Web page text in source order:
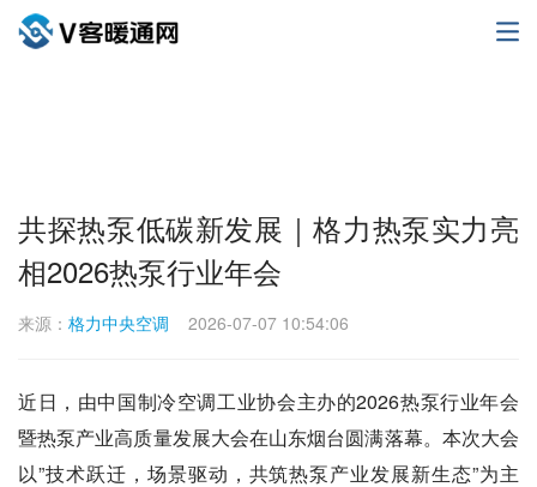
共探热泵低碳新发展｜格力热泵实力亮
相2026热泵行业年会
来源： 格力中央空调 2026-07-07 10:54:06
近日，由中国制冷空调工业协会主办的2026热泵行业年会
暨热泵产业高质量发展大会在山东烟台圆满落幕。本次大会
以”技术跃迁，场景驱动，共筑热泵产业发展新生态”为主